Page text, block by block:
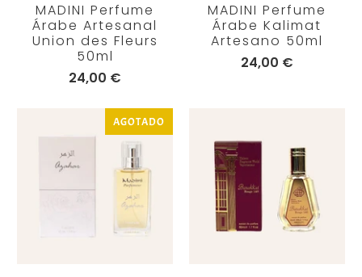
MADINI Perfume
Árabe Artesanal
Union des Fleurs
50ml
24,00 €
MADINI Perfume
Árabe Kalimat
Artesano 50ml
24,00 €
AGOTADO